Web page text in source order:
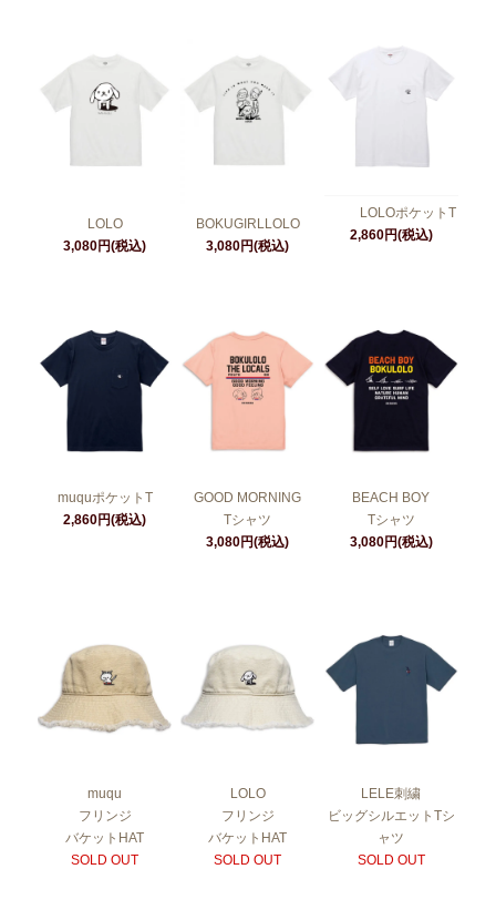
LOLO
3,080円(税込)
BOKUGIRLLOLO
3,080円(税込)
LOLOポケットT
2,860円(税込)
muquポケットT
2,860円(税込)
GOOD MORNING
Tシャツ
3,080円(税込)
BEACH BOY
Tシャツ
3,080円(税込)
muqu
フリンジ
バケットHAT
SOLD OUT
LOLO
フリンジ
バケットHAT
SOLD OUT
LELE刺繍
ビッグシルエットTシ
ャツ
SOLD OUT